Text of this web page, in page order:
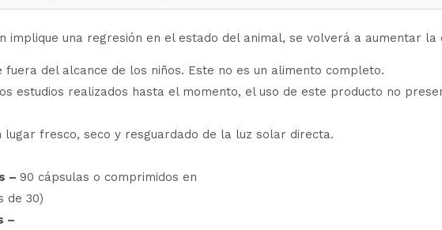
implique una regresión en el estado del animal, se volverá a aumentar
fuera del alcance de los niños. Este no es un alimento completo.
estudios realizados hasta el momento, el uso de este producto no
lugar fresco, seco y resguardado de la luz solar directa.
– 90 cápsulas o comprimidos en
de 30)
–